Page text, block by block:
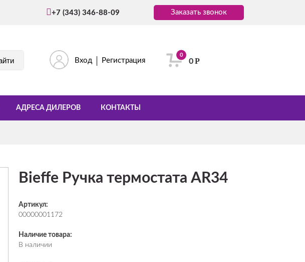
+7 (343) 346-88-09 Заказать звонок
Вход Регистрация
0
0Р
АДРЕСА ДИЛЕРОВ КОНТАКТЫ
Bieffe Ручка термостата AR34
Артикул:
00000001172
Наличие товара:
В наличии